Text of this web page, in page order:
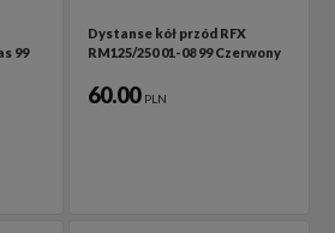
99
Dystanse kół przód RFX
RM125/250 01-08 99 Czerwony
60.00 PLN